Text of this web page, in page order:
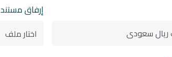
إرفاق مستند
اختار ملف